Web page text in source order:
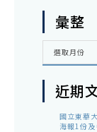
彙整
彙
選取月份
近期
國立東華
海報1份